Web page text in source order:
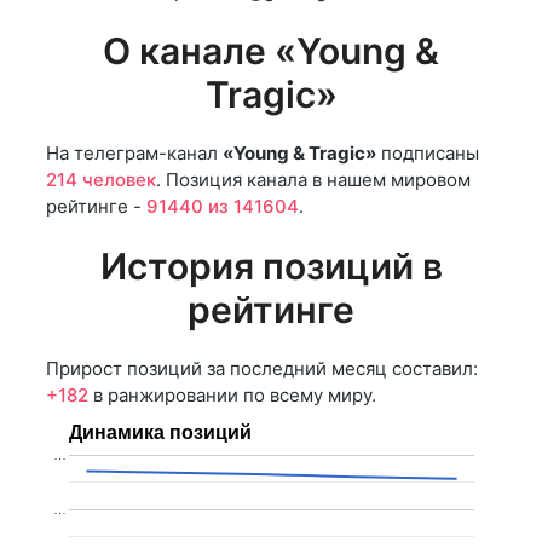
О канале «Young &
Tragic»
На телеграм-канал «Young & Tragic» подписаны
214 человек. Позиция канала в нашем мировом
рейтинге - 91440 из 141604.
История позиций в
рейтинге
Прирост позиций за последний месяц составил:
+182 в ранжировании по всему миру.
Динамика позиций
…
…